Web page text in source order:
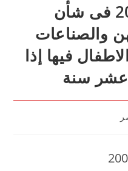
قرار 118 لسنة 2003 فى شأن
والصناعات
فيها إذا
سنة